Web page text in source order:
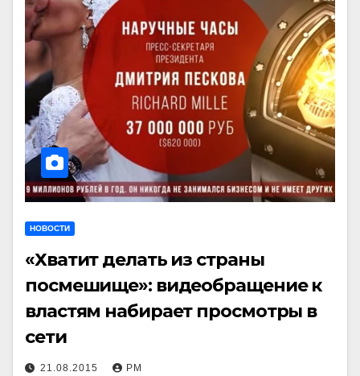
НОВОСТИ
«Хватит делать из страны
посмешище»: видеобращение к
властям набирает просмотры в
сети
21.08.2015 РМ